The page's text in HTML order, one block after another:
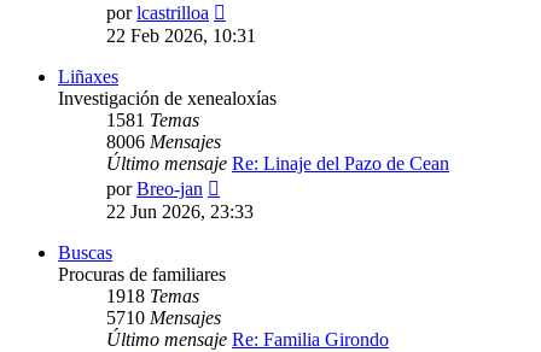
porlcastrilloa
último
22 Feb 2026, 10:31
Liñaxes
Investigación de xenealoxías
1581 Temas
8006 Mensajes
Último mensaje Re: Linaje del Pazo de Cean
porBreo-jan
último
22 Jun 2026, 23:33
Buscas
Procuras de familiares
1918 Temas
5710 Mensajes
Último mensaje Re: Familia Girondo